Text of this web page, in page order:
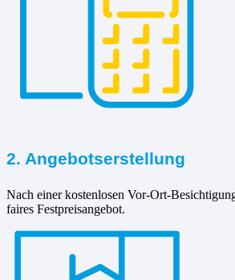
2. Angebotserstellung
Nach einer kostenlosen Vor-Ort-
faires Festpreisangebot.